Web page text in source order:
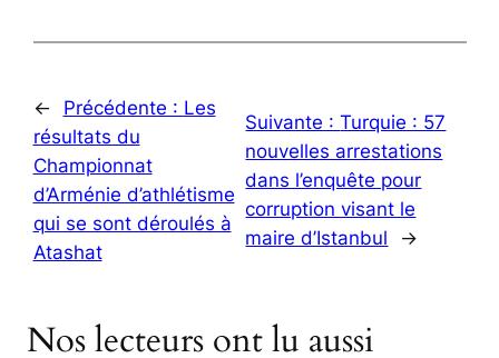
← Précédente : Les
résultats du
Championnat
d’Arménie d’athlétisme
qui se sont déroulés à
Atashat
Suivante :Turquie : 57
nouvelles arrestations
dans l’enquête pour
corruption visant le
maire d’Istanbul
→
Nos lecteurs ont lu aussi